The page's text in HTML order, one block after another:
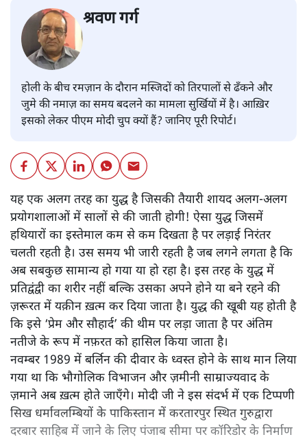
श्रवण गर्ग
होली के बीच रमज़ान के दौरान मस्जिदों को तिरपालों से ढँकने और
जुमे की नमाज़ का समय बदलने का मामला सुर्खियों में है। आख़िर
इसको लेकर पीएम मोदी चुप क्यों हैं? जानिए पूरी रिपोर्ट।
यह एक अलग तरह का युद्ध है जिसकी तैयारी शायद अलग-अलग
प्रयोगशालाओं में सालों से की जाती होगी! ऐसा युद्ध जिसमें
हथियारों का इस्तेमाल कम से कम दिखता है पर लड़ाई निरंतर
चलती रहती है। उस समय भी जारी रहती है जब लगने लगता है कि
अब सबकुछ सामान्य हो गया या हो रहा है। इस तरह के युद्ध में
प्रतिद्वंद्वी का शरीर नहीं बल्कि उसका अपने होने या बने रहने की
ज़रूरत में यक़ीन ख़त्म कर दिया जाता है। युद्ध की खूबी यह होती है
कि इसे ‘प्रेम और सौहार्द’ की थीम पर लड़ा जाता है पर अंतिम
नतीजे के रूप में नफ़रत को हासिल किया जाता है।
नवम्बर 1989 में बर्लिन की दीवार के ध्वस्त होने के साथ मान लिया
गया था कि भौगोलिक विभाजन और ज़मीनी साम्राज्यवाद के
ज़माने अब ख़त्म होते जाएँगे। मोदी जी ने इस संदर्भ में एक टिप्पणी
सिख धर्मावलम्बियों के पाकिस्तान में करतारपुर स्थित गुरुद्वारा
दरबार साहिब में जाने के लिए पंजाब सीमा पर कॉरिडोर के निर्माण